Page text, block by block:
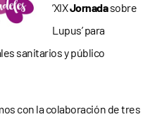
‘XIXJornadasobre
Lupus’ para
sanitarios y público
con la colaboración de tres